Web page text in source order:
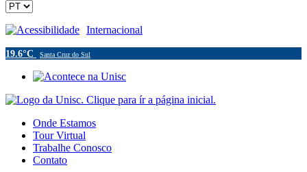
Acessibilidade Internacional
19.6°C Santa Cruz do Sul
Onde Estamos
Tour Virtual
Trabalhe Conosco
Contato